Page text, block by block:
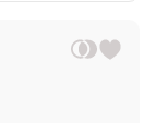
Оснащение
Разработка
торгового